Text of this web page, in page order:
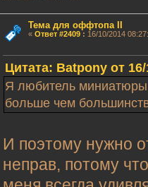
Тема для оффтопа II
« Ответ #2409: 16/10/2014
Цитата: Batpony от
Я любитель
больше чем
И поэтому нужно
неправ, потому